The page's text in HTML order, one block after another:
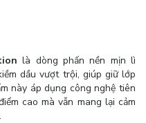
là dòng phấn nền mịn lì
dầu vượt trội, giúp giữ lớp
này áp dụng công nghệ tiên
cao mà vẫn mang lại cảm